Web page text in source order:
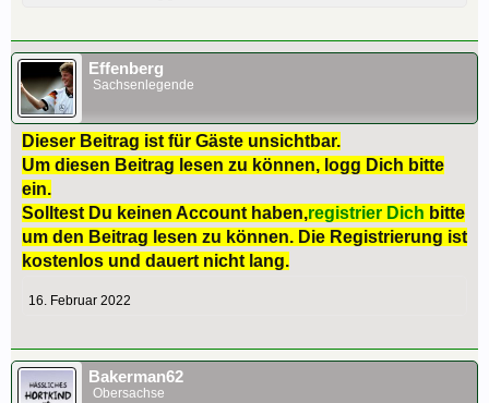
Effenberg
Sachsenlegende
Dieser Beitrag ist für Gäste unsichtbar.
Um diesen Beitrag lesen zu können, logg Dich bitte
ein.
Solltest Du keinen Account haben,registrier Dich bitte
um den Beitrag lesen zu können. Die Registrierung ist
kostenlos und dauert nicht lang.
16. Februar 2022
Bakerman62
Obersachse